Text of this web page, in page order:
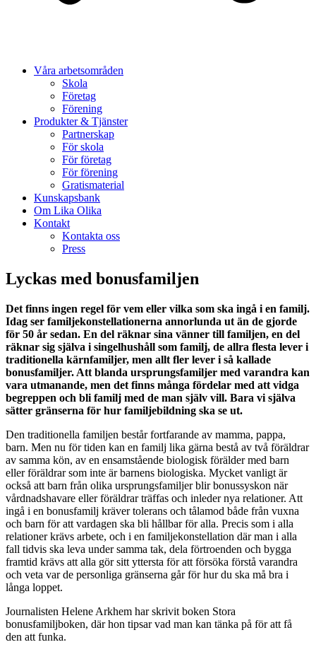
Våra arbetsområden
Skola
Företag
Förening
Produkter & Tjänster
Partnerskap
För skola
För företag
För förening
Gratismaterial
Kunskapsbank
Om Lika Olika
Kontakt
Kontakta oss
Press
Lyckas med bonusfamiljen
Det finns ingen regel för vem eller vilka som ska ingå i en familj.
Idag ser familjekonstellationerna annorlunda ut än de gjorde
för 50 år sedan. En del räknar sina vänner till familjen, en del
räknar sig själva i singelhushåll som familj, de allra flesta lever i
traditionella kärnfamiljer, men allt fler lever i så kallade
bonusfamiljer. Att blanda ursprungsfamiljer med varandra kan
vara utmanande, men det finns många fördelar med att vidga
begreppen och bli familj med de man själv vill. Bara vi själva
sätter gränserna för hur familjebildning ska se ut.
Den traditionella familjen består fortfarande av mamma, pappa,
barn. Men nu för tiden kan en familj lika gärna bestå av två föräldrar
av samma kön, av en ensamstående biologisk förälder med barn
eller föräldrar som inte är barnens biologiska. Mycket vanligt är
också att barn från olika ursprungsfamiljer blir bonussyskon när
vårdnadshavare eller föräldrar träffas och inleder nya relationer. Att
ingå i en bonusfamilj kräver tolerans och tålamod både från vuxna
och barn för att vardagen ska bli hållbar för alla. Precis som i alla
relationer krävs arbete, och i en familjekonstellation där man i alla
fall tidvis ska leva under samma tak, dela förtroenden och bygga
framtid krävs att alla gör sitt yttersta för att försöka förstå varandra
och veta var de personliga gränserna går för hur du ska må bra i
långa loppet.
Journalisten Helene Arkhem har skrivit boken Stora
bonusfamiljboken, där hon tipsar vad man kan tänka på för att få
den att funka.